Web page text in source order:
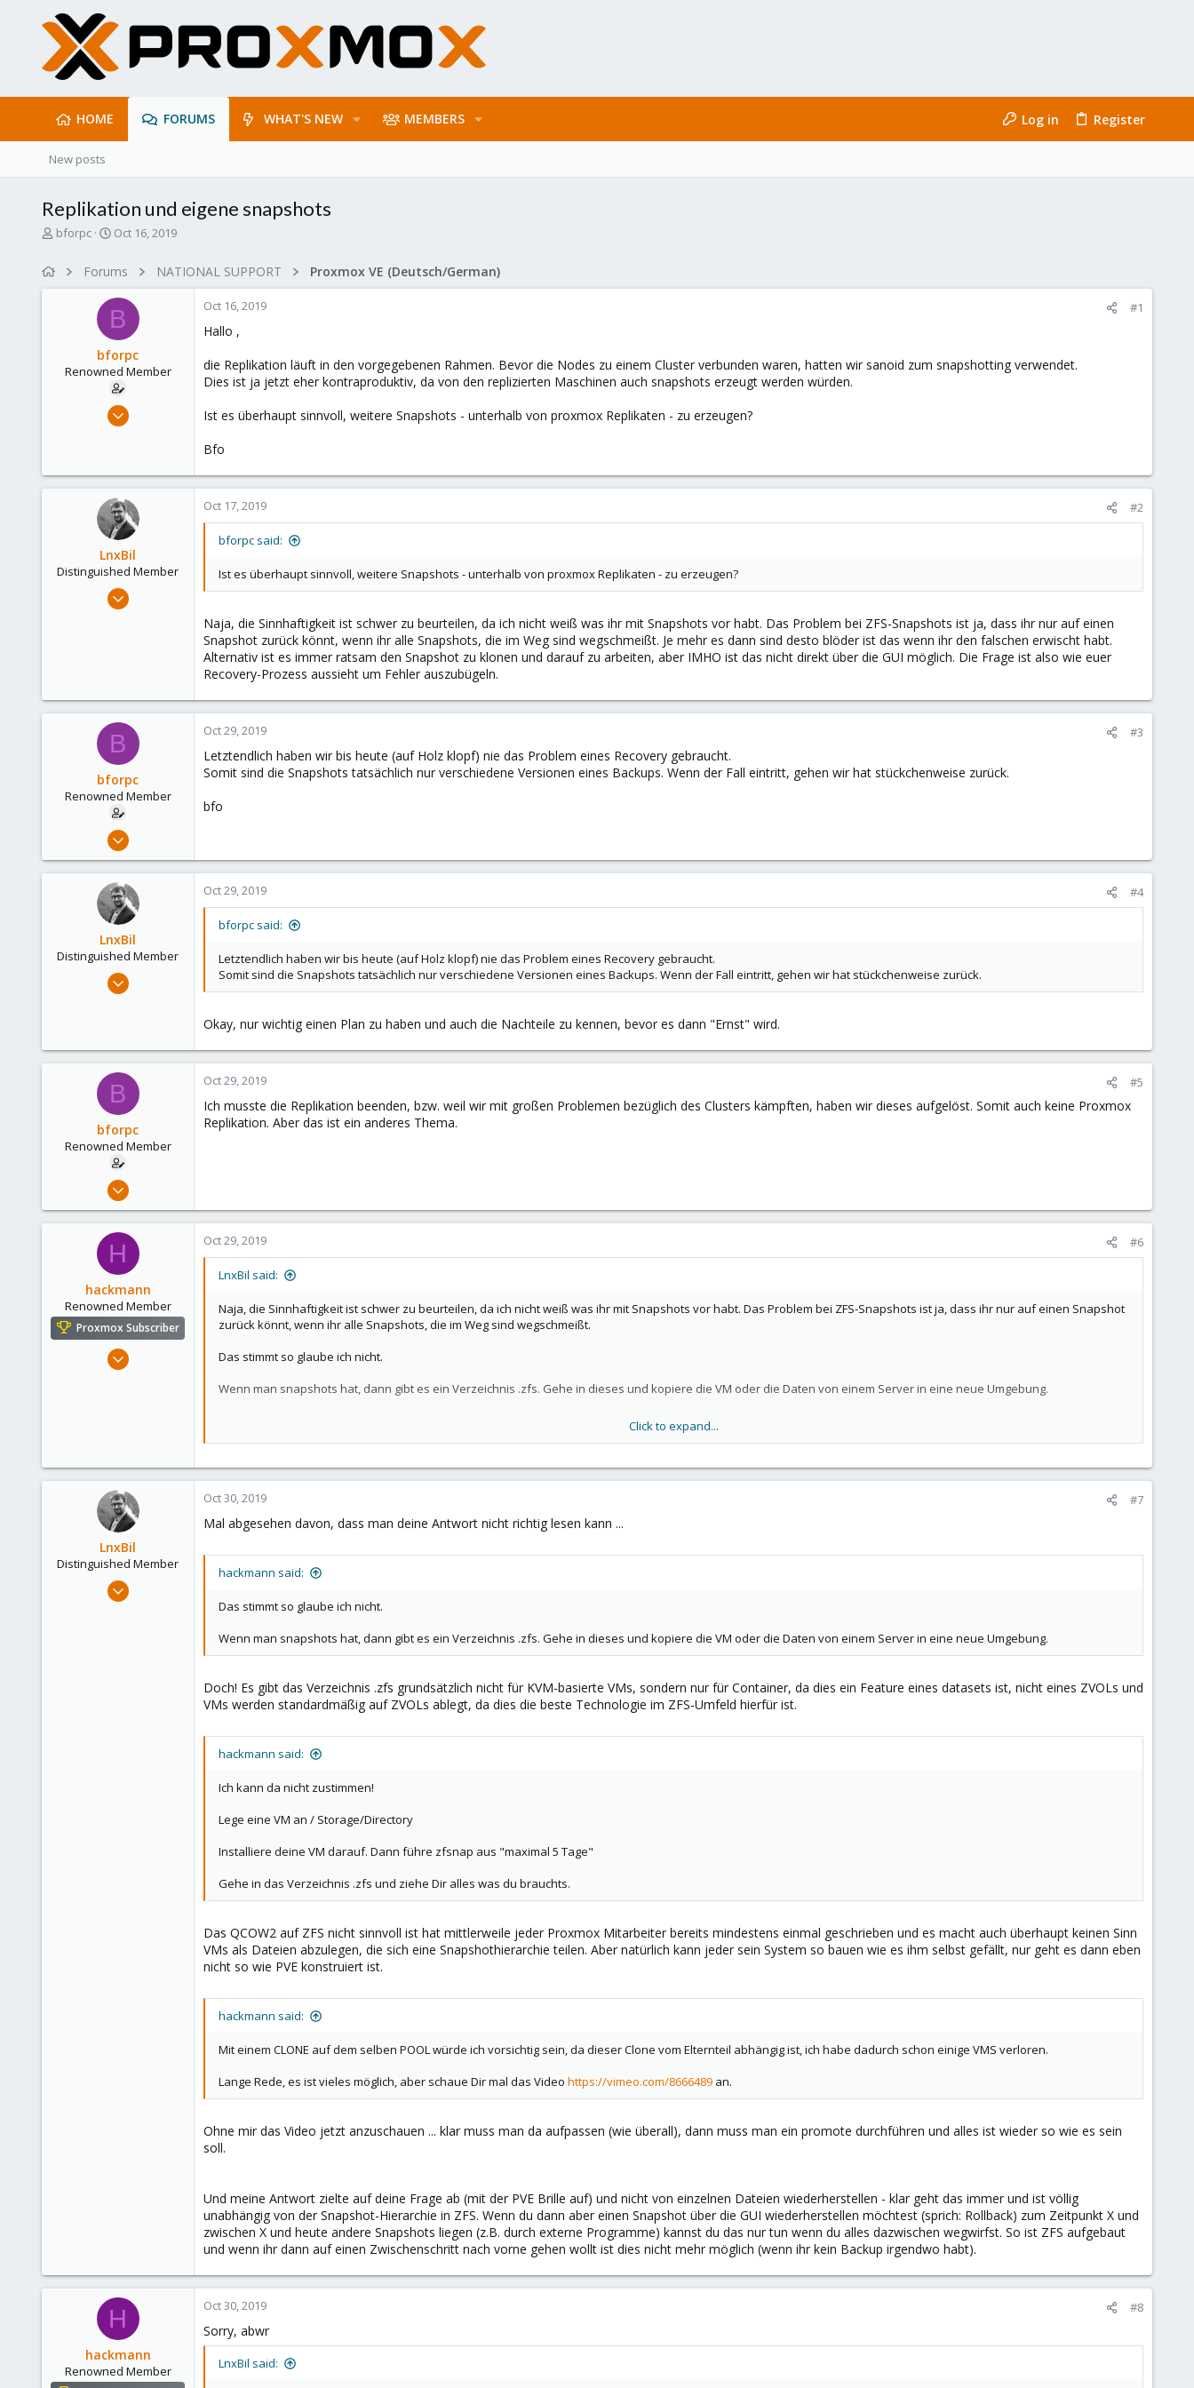
HOME FORUMS WHAT'S NEW MEMBERS Log in Register
New posts
Replikation und eigene snapshots
T
bforpc
S
r
t
d
a
t
e
Oct 16, 2019
Forums NATIONAL SUPPORT Proxmox VE (Deutsch/German)
B
bforpc
Renowned Member
Nov 26, 2013
83
Oct 16, 2019 #1
Hallo ,
die Replikation läuft in den vorgegebenen Rahmen. Bevor die Nodes zu einem Cluster verbunden waren, hatten wir sanoid zum snapshotting verwendet.
Dies ist ja jetzt eher kontraproduktiv, da von den replizierten Maschinen auch snapshots erzeugt werden würden.
Ist es überhaupt sinnvoll, weitere Snapshots - unterhalb von proxmox Replikaten - zu erzeugen?
Bfo
LnxBil
Distinguished Member
Feb 21, 2015
Oct 17, 2019 #2
bforpc said:
Ist es überhaupt sinnvoll, weitere Snapshots - unterhalb von proxmox Replikaten - zu erzeugen?
Naja, die Sinnhaftigkeit ist schwer zu beurteilen, da ich nicht weiß was ihr mit Snapshots vor habt. Das Problem bei ZFS-Snapshots ist ja, dass ihr nur auf einen
Snapshot zurück könnt, wenn ihr alle Snapshots, die im Weg sind wegschmeißt. Je mehr es dann sind desto blöder ist das wenn ihr den falschen erwischt habt.
Alternativ ist es immer ratsam den Snapshot zu klonen und darauf zu arbeiten, aber IMHO ist das nicht direkt über die GUI möglich. Die Frage ist also wie euer
Recovery-Prozess aussieht um Fehler auszubügeln.
B
bforpc
Renowned Member
Nov 26, 2013
6
Oct 29, 2019 #3
Letztendlich haben wir bis heute (auf Holz klopf) nie das Problem eines Recovery gebraucht.
Somit sind die Snapshots tatsächlich nur verschiedene Versionen eines Backups. Wenn der Fall eintritt, gehen wir hat stückchenweise zurück.
bfo
LnxBil
Distinguished Member
Feb 21, 2015
Saarland, Germany
Oct 29, 2019 #4
bforpc said:
Letztendlich haben wir bis heute (auf Holz klopf) nie das Problem eines Recovery gebraucht.
Somit sind die Snapshots tatsächlich nur verschiedene Versionen eines Backups. Wenn der Fall eintritt, gehen wir hat stückchenweise zurück.
Okay, nur wichtig einen Plan zu haben und auch die Nachteile zu kennen, bevor es dann "Ernst" wird.
B
bforpc
Renowned Member
Nov 26, 2013
6
Oct 29, 2019 #5
Ich musste die Replikation beenden, bzw. weil wir mit großen Problemen bezüglich des Clusters kämpften, haben wir dieses aufgelöst. Somit auch keine Proxmox
Replikation. Aber das ist ein anderes Thema.
H
hackmann
Renowned Member
Proxmox Subscriber
Oct 29, 2019 #6
LnxBil said:
Naja, die Sinnhaftigkeit ist schwer zu beurteilen, da ich nicht weiß was ihr mit Snapshots vor habt. Das Problem bei ZFS-Snapshots ist ja, dass ihr nur auf einen Snapshot
zurück könnt, wenn ihr alle Snapshots, die im Weg sind wegschmeißt.
Das stimmt so glaube ich nicht.
Wenn man snapshots hat, dann gibt es ein Verzeichnis .zfs. Gehe in dieses und kopiere die VM oder die Daten von einem Server in eine neue Umgebung.
Ich kann da nicht zustimmen!
Lege eine VM an / Storage/Directory
Installiere deine VM darauf. Dann führe zfsnap aus "maximal 5 Tage"
Gehe in das Verzeichnis .zfs und ziehe Dir alles was du brauchts.
Prozess aussieht um Fehler auszubügeln.
Mit einem CLONE auf dem selben POOL würde ich vorsichtig sein, da dieser Clone vom Elternteil abhängig ist, ich habe dadurch schon einige VMS verloren.
Und dein Kommentar
was dann?
Click to expand...
LnxBil
Distinguished Member
Feb 21, 2015
Oct 30, 2019 #7
Mal abgesehen davon, dass man deine Antwort nicht richtig lesen kann ...
hackmann said:
Das stimmt so glaube ich nicht.
Wenn man snapshots hat, dann gibt es ein Verzeichnis .zfs. Gehe in dieses und kopiere die VM oder die Daten von einem Server in eine neue Umgebung.
Doch! Es gibt das Verzeichnis .zfs grundsätzlich nicht für KVM-basierte VMs, sondern nur für Container, da dies ein Feature eines datasets ist, nicht eines ZVOLs und
VMs werden standardmäßig auf ZVOLs ablegt, da dies die beste Technologie im ZFS-Umfeld hierfür ist.
hackmann said:
Ich kann da nicht zustimmen!
Lege eine VM an / Storage/Directory
Installiere deine VM darauf. Dann führe zfsnap aus "maximal 5 Tage"
Gehe in das Verzeichnis .zfs und ziehe Dir alles was du brauchts.
Das QCOW2 auf ZFS nicht sinnvoll ist hat mittlerweile jeder Proxmox Mitarbeiter bereits mindestens einmal geschrieben und es macht auch überhaupt keinen Sinn
VMs als Dateien abzulegen, die sich eine Snapshothierarchie teilen. Aber natürlich kann jeder sein System so bauen wie es ihm selbst gefällt, nur geht es dann eben
nicht so wie PVE konstruiert ist.
hackmann said:
Mit einem CLONE auf dem selben POOL würde ich vorsichtig sein, da dieser Clone vom Elternteil abhängig ist, ich habe dadurch schon einige VMS verloren.
Lange Rede, es ist vieles möglich, aber schaue Dir mal das Video https://vimeo.com/8666489 an.
Ohne mir das Video jetzt anzuschauen ... klar muss man da aufpassen (wie überall), dann muss man ein promote durchführen und alles ist wieder so wie es sein
soll.
Und meine Antwort zielte auf deine Frage ab (mit der PVE Brille auf) und nicht von einzelnen Dateien wiederherstellen - klar geht das immer und ist völlig
unabhängig von der Snapshot-Hierarchie in ZFS. Wenn du dann aber einen Snapshot über die GUI wiederherstellen möchtest (sprich: Rollback) zum Zeitpunkt X und
zwischen X und heute andere Snapshots liegen (z.B. durch externe Programme) kannst du das nur tun wenn du alles dazwischen wegwirfst. So ist ZFS aufgebaut
und wenn ihr dann auf einen Zwischenschritt nach vorne gehen wollt ist dies nicht mehr möglich (wenn ihr kein Backup irgendwo habt).
H
hackmann
Renowned Member
Oct 30, 2019 #8
Sorry, abwr
LnxBil said: